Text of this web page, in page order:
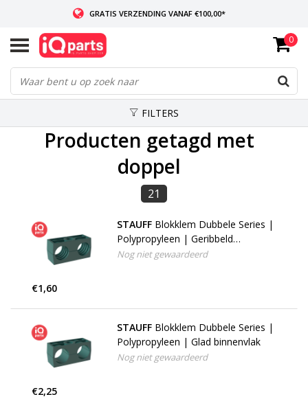
GRATIS VERZENDING VANAF €100,00*
INDIEN VOORRADIG: VOOR 14:00 BESTELD, ZELFDE DAG VERZONDEN
WERELDWIJDE LEVERING
0
FILTERS
Producten getagd met
doppel
21
STAUFF Blokklem Dubbele Series |
Polypropyleen | Geribbeld
binnenvlak
Nog niet gewaardeerd
€1,60
STAUFF Blokklem Dubbele Series |
Polypropyleen | Glad binnenvlak
Nog niet gewaardeerd
€2,25